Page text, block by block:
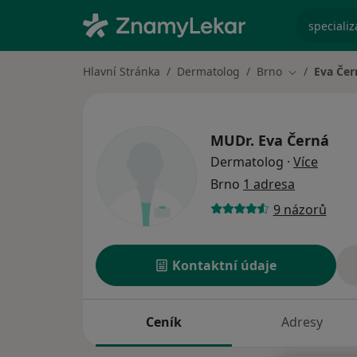
Hlavní Stránka Dermatolog Brno ZměnaEva
MUDr. Eva Černá
Dermatolog · Více
Brno 1 adresa
9 názorů
Kontaktní údaje
Ceník Adresy